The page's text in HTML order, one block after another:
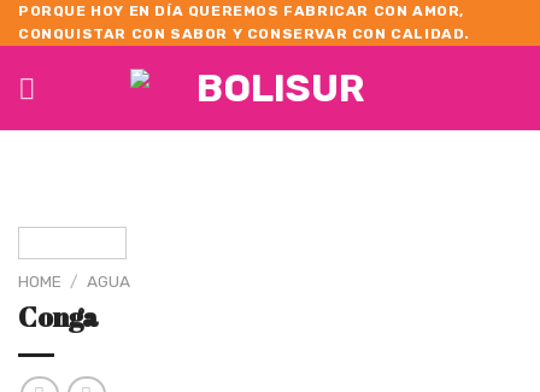
Skip
to
content
PORQUE HOY EN DÍA QUEREMOS FABRICAR CON AMOR,
CONQUISTAR CON SABOR Y CONSERVAR CON CALIDAD.
HOME / AGUA
Conga